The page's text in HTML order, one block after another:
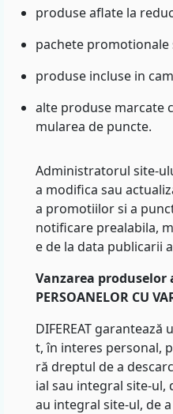
produse aflate la
pachete promotionale
produse incluse in
alte produse marcate
mularea de puncte.
Administratorul site-
a modifica sau
a promotiilor si a
notificare prealabila,
e de la data publicarii
Vanzarea produselor
PERSOANELOR CU
DIFEREAT
t, în interes personal,
ră dreptul de a
ial sau integral site-ul,
au integral site-ul, de